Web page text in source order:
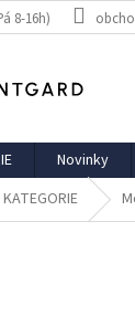
8-16h)
Novinky
KATEGORIE